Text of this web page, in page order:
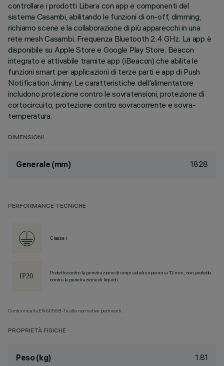
controllare i prodotti Libera con app e componenti del
sistema Casambi, abilitando le funzioni di on-off, dimming,
richiamo scene e la collaborazione di più apparecchi in una
rete mesh Casambi. Frequenza Bluetooth 2.4 GHz. La app è
disponibile su Apple Store e Google Play Store. Beacon
integrato e attivabile tramite app (iBeacon) che abilita le
funzioni smart per applicazioni di terze parti e app di Push
Notification Jiminy. Le caratteristiche dell'alimentatore
includono protezione contro le sovratensioni, protezione di
cortocircuito, protezione contro sovracorrente e sovra-
temperatura.
DIMENSIONI
Generale (mm) 1828
PERFORMANCE TECNICHE
Classe I
Protetto contro la penetrazione di corpi solidi superiori a 12 mm, non protetto
contro la penetrazione di liquidi.
Conforme alla EN60598-1 e alle normative pertinenti.
PROPRIETÀ FISICHE
Peso (kg) 1.81